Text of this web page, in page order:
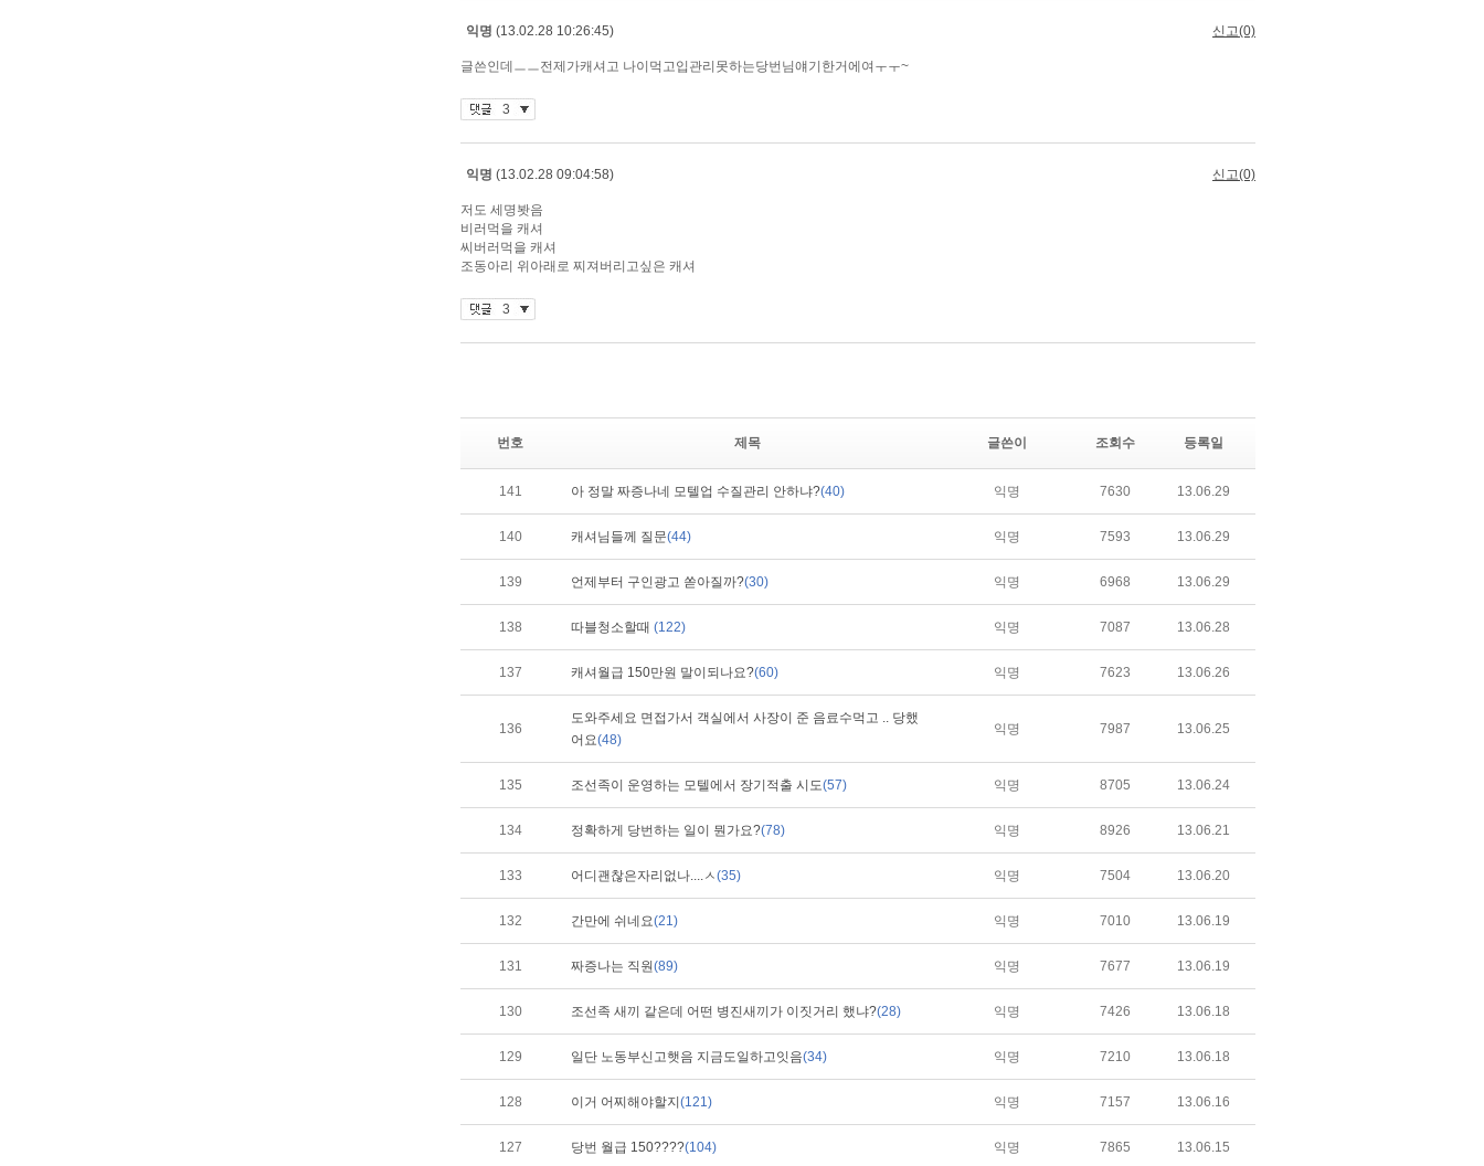
번호 제목 글쓴이 조회수 등록일
141 아 정말 짜증나네 모텔업 수질관리 안하냐?(40) 익명 7630 13.06.29
140 캐셔님들께 질문(44) 익명 7593 13.06.29
139 언제부터 구인광고 쏟아질까?(30) 익명 6968 13.06.29
138 따블청소할때 (122) 익명 7087 13.06.28
137 캐셔월급 150만원 말이되나요?(60) 익명 7623 13.06.26
136
도와주세요 면접가서 객실에서 사장이 준 음료수먹고 .. 당했
어요(48)
익명 7987 13.06.25
135 조선족이 운영하는 모텔에서 장기적출 시도(57) 익명 8705 13.06.24
134 정확하게 당번하는 일이 뭔가요?(78) 익명 8926 13.06.21
133 어디괜찮은자리없나....ㅅ(35) 익명 7504 13.06.20
132 간만에 쉬네요(21) 익명 7010 13.06.19
131 짜증나는 직원(89) 익명 7677 13.06.19
130 조선족 새끼 같은데 어떤 병진새끼가 이짓거리 했냐?(28) 익명 7426 13.06.18
129 일단 노동부신고햇음 지금도일하고잇음(34) 익명 7210 13.06.18
128 이거 어찌해야할지 (121) 익명 7157 13.06.16
127 당번 월급 150????(104) 익명 7865 13.06.15